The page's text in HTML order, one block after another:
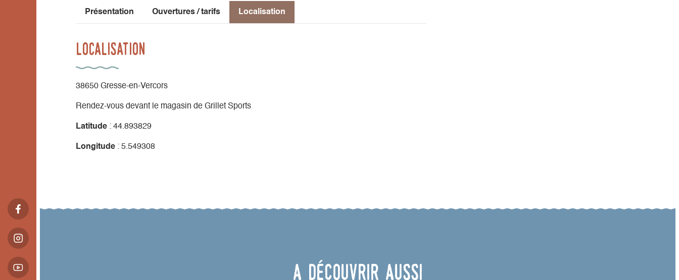
Présentation Ouvertures / tarifs Localisation
Localisation
38650 Gresse-en-Vercors
Rendez-vous devant le magasin de Grillet Sports
Latitude : 44.893829
Longitude : 5.549308
A découvrir aussi